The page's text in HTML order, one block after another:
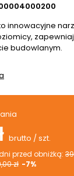
innowacyjne
budowlanym.
brutto / szt.
przed obniżką:
zł -7%